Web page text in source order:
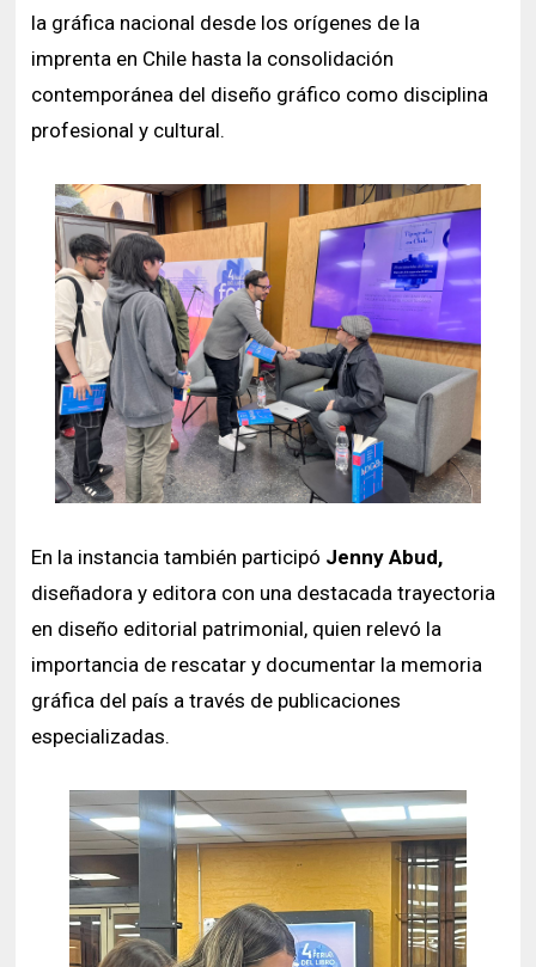
la gráfica nacional desde los orígenes de la
imprenta en Chile hasta la consolidación
contemporánea del diseño gráfico como disciplina
profesional y cultural.
En la instancia también participó Jenny Abud,
diseñadora y editora con una destacada trayectoria
en diseño editorial patrimonial, quien relevó la
importancia de rescatar y documentar la memoria
gráfica del país a través de publicaciones
especializadas.